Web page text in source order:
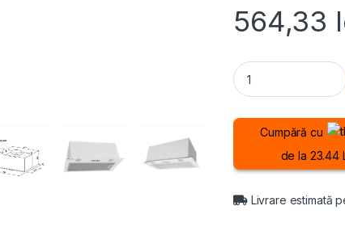
564,33
HOTA
Cumpără cu
de la 23.44
Livrare estimată